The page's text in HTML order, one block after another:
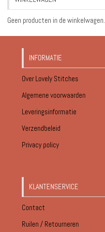
Geen producten in de winkelwagen.
INFORMATIE
Over Lovely Stitches
Algemene voorwaarden
Leveringsinformatie
Verzendbeleid
Privacy policy
KLANTENSERVICE
Contact
Ruilen / Retourneren